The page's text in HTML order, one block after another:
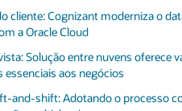
cliente: Cognizant moderniza o
a Oracle Cloud
Solução entre nuvens oferece
essenciais aos negócios
and-shift: Adotando o processo
é Patrocinadora Premier do
direção a um futuro melhor no
Bluebolt da Cognizant gera mais
estimada para empresas
inaugura um Laboratório
acelerar a pesquisa e a inovação
Contrato de Vários Anos da